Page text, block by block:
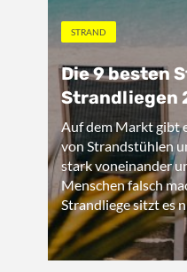
STRAND
Die 9 besten
Strandliegen
Auf dem Markt gibt
von Strandstühlen
stark voneinander
Menschen falsch
Strandliege sitzt es